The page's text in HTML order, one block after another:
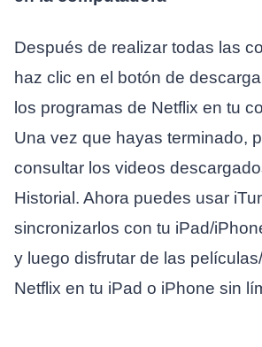
Después de realizar todas las
haz clic en el botón de
los programas de Netflix en tu
Una vez que hayas terminado,
consultar los videos
Historial. Ahora puedes usar
sincronizarlos con tu iPad/
y luego disfrutar de las
Netflix en tu iPad o iPhone sin